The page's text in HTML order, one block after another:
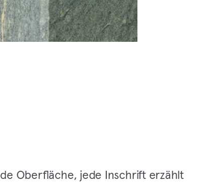
Oberfläche, jede Inschrift erzählt